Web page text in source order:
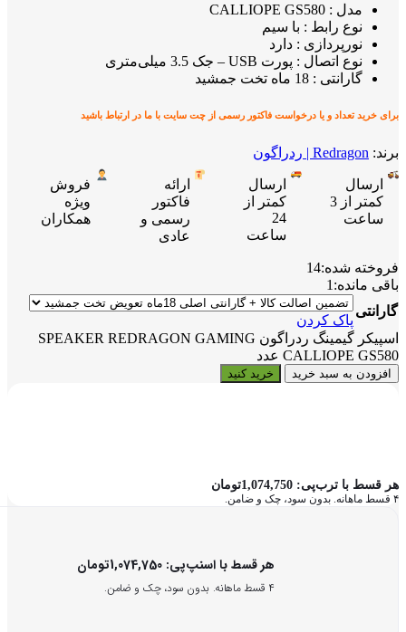
مدل : CALLIOPE GS580
نوع رابط : با سیم
نورپردازی : دارد
نوع اتصال : پورت USB – جک 3.5 میلی‌متری
گارانتی : 18 ماه تخت جمشید
برای خرید تعداد و یا درخواست فاکتور رسمی از چت سایت با ما در ارتباط باشید
برند: Redragon | ردراگون
ارسال
کمتر از 3
ساعت
ارسال
کمتر از
24
ساعت
ارائه
فاکتور
رسمی و
عادی
فروش
ویژه
همکاران
فروخته شده:14
باقی مانده: 1
گارانتی
پاک کردن
اسپیکر گیمینگ ردراگون SPEAKER REDRAGON GAMING
CALLIOPE GS580 عدد
افزودن به سبد خرید خرید کنید
هر قسط با ترب‌پی: 1,074,750تومان
۴ قسط ماهانه. بدون سود، چک و ضامن.
هر قسط با اسنپ‌پی: 1,074,750تومان
۴ قسط ماهانه. بدون سود، چک و ضامن.